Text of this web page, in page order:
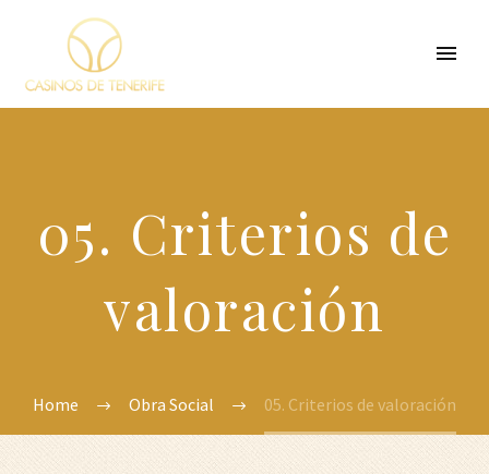
05. Criterios de
valoración
Home Obra Social 05. Criterios de valoración